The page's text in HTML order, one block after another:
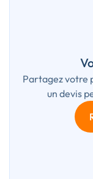
Partagez votre
un devis